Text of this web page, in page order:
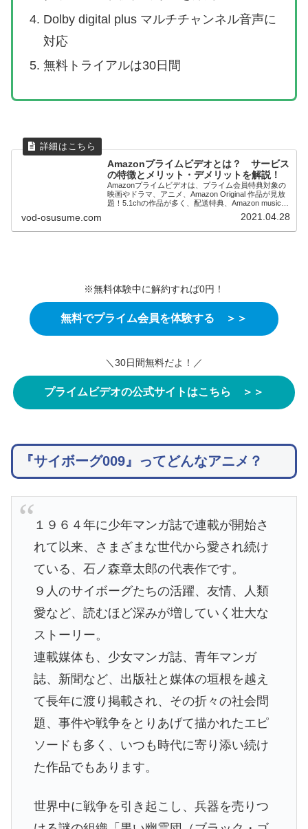
Dolby digital plus マルチチャンネル音声に
対応
無料トライアルは30日間
Amazonプライムビデオとは？ サービス
の特徴とメリット・デメリットを解説！
Amazonプライムビデオは、プライム会員特典対象の
映画やドラマ、アニメ、Amazon Original 作品が見放
題！5.1chの作品が多く、配送特典、Amazon musicな
ども含めて非常にコスパが高いサービスになっていま
vod-osusume.com 2021.04.28
※無料体験中に解約すれば0円！
無料でプライム会員を体験する ＞＞
＼30日間無料だよ！／
プライムビデオの公式サイトはこちら ＞＞
『サイボーグ009』ってどんなアニメ？
１９６４年に少年マンガ誌で連載が開始さ
れて以来、さまざまな世代から愛され続け
ている、石ノ森章太郎の代表作です。
９人のサイボーグたちの活躍、友情、人類
愛など、読むほど深みが増していく壮大な
ストーリー。
連載媒体も、少女マンガ誌、青年マンガ
誌、新聞など、出版社と媒体の垣根を越え
て長年に渡り掲載され、その折々の社会問
題、事件や戦争をとりあげて描かれたエピ
ソードも多く、いつも時代に寄り添い続け
た作品でもあります。
世界中に戦争を引き起こし、兵器を売りつ